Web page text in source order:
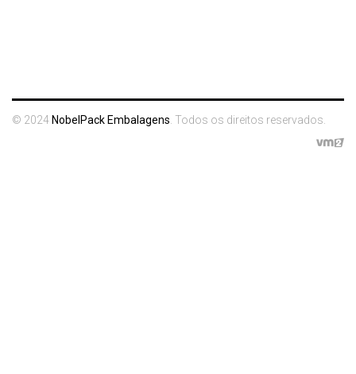
© 2024 NobelPack Embalagens . Todos os direitos reservados.